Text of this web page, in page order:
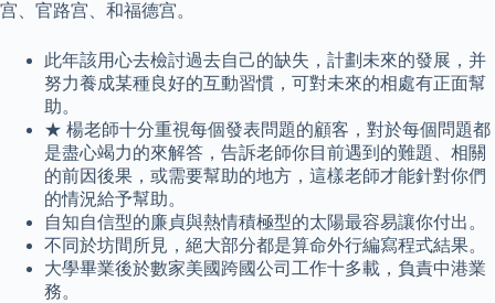
宫、官路宫、和福德宫。
此年該用心去檢討過去自己的缺失，計劃未來的發展，并
努力養成某種良好的互動習慣，可對未來的相處有正面幫
助。
★ 楊老師十分重視每個發表問題的顧客，對於每個問題都
是盡心竭力的來解答，告訴老師你目前遇到的難題、相關
的前因後果，或需要幫助的地方，這樣老師才能針對你們
的情況給予幫助。
自知自信型的廉貞與熱情積極型的太陽最容易讓你付出。
不同於坊間所見，絕大部分都是算命外行編寫程式結果。
大學畢業後於數家美國跨國公司工作十多載，負責中港業
務。